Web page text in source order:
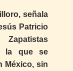
señala
Patricio
la que se
México, sin